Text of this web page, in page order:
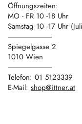
Kontakt
Öffnungszeiten:
MO - FR 10 -18 Uhr
Samstag 10 -17 Uhr
------------------------------
Spiegelgasse 2
1010 Wien
------------------------------
Telefon: 01 5123339
E-Mail: shop@ittner.at